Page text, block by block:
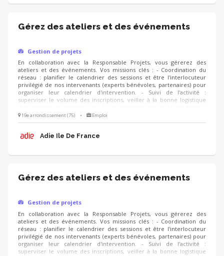
Gérez des ateliers et des événements
Gestion de projets
En collaboration avec la Responsable Projets, vous gérerez des
ateliers et des événements. Vos missions clés : - Coordination du
réseau : planifier le calendrier des sessions et être l'interlocuteur
privilégié de nos intervenants (experts bénévoles, partenaires) pour
organiser leur calendrier d'intervention. - Suivi de l'activité :
superviser le volume des inscriptions, veiller à la bonne logistique
informations. - Amélioration continue : suivre les questionnaires de
satisfaction des créateurs d'entreprise pour analyser les retours et
trimestre à l’autre.
19e arrondissement (75) • Emploi
Adie Ile De France
Gérez des ateliers et des événements
Gestion de projets
En collaboration avec la Responsable Projets, vous gérerez des
ateliers et des événements. Vos missions clés : - Coordination du
réseau : planifier le calendrier des sessions et être l'interlocuteur
privilégié de nos intervenants (experts bénévoles, partenaires) pour
organiser leur calendrier d'intervention. - Suivi de l'activité :
superviser le volume des inscriptions, veiller à la bonne logistique